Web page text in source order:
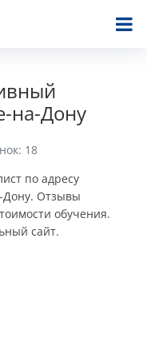
на-Дону
18
по адресу
Дону. Отзывы
обучения.
сайт.